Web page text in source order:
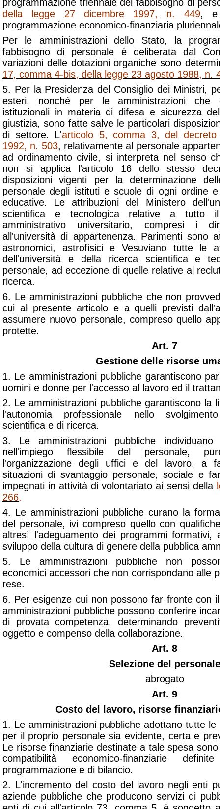
programmazione triennale del fabbisogno di
della legge 27 dicembre 1997, n. 449, e
programmazione economico-finanziaria
Per le amministrazioni dello Stato, la
fabbisogno di personale è deliberata dal
variazioni delle dotazioni organiche sono
17, comma 4-bis, della legge 23 agosto 1988, n.
5. Per la Presidenza del Consiglio dei Ministri,
esteri, nonché per le amministrazioni che
istituzionali in materia di difesa e sicurezza
giustizia, sono fatte salve le particolari
di settore. L'articolo 5, comma 3, del decreto
1992, n. 503, relativamente al personale
ad ordinamento civile, si interpreta nel senso
non si applica l'articolo 16 dello stesso
disposizioni vigenti per la determinazione
personale degli istituti e scuole di ogni ordine
educative. Le attribuzioni del Ministero
scientifica e tecnologica relative a tutto
amministrativo universitario, compresi i
all'università di appartenenza. Parimenti sono
astronomici, astrofisici e Vesuviano tutte le
dell'università e della ricerca scientifica e
personale, ad eccezione di quelle relative al
ricerca.
6. Le amministrazioni pubbliche che non
cui al presente articolo e a quelli previsti
assumere nuovo personale, compreso quello
protette.
Art. 7
Gestione delle risorse
1. Le amministrazioni pubbliche garantiscono
uomini e donne per l'accesso al lavoro ed il
2. Le amministrazioni pubbliche garantiscono la
l'autonomia professionale nello
scientifica e di ricerca.
3. Le amministrazioni pubbliche
nell'impiego flessibile del personale,
l'organizzazione degli uffici e del lavoro, a
situazioni di svantaggio personale, sociale e
impegnati in attività di volontariato ai sensi della
266.
4. Le amministrazioni pubbliche curano la
del personale, ivi compreso quello con
altresì l'adeguamento dei programmi formativi,
sviluppo della cultura di genere della pubblica
5. Le amministrazioni pubbliche non
economici accessori che non corrispondano alle
rese.
6. Per esigenze cui non possono far fronte con
amministrazioni pubbliche possono conferire
di provata competenza, determinando
oggetto e compenso della collaborazione.
Art. 8
Selezione del personale
abrogato
Art. 9
Costo del lavoro, risorse
1. Le amministrazioni pubbliche adottano tutte
per il proprio personale sia evidente, certa e
Le risorse finanziarie destinate a tale spesa
compatibilità economico-finanziarie
programmazione e di bilancio.
2. L'incremento del costo del lavoro negli enti
aziende pubbliche che producono servizi di